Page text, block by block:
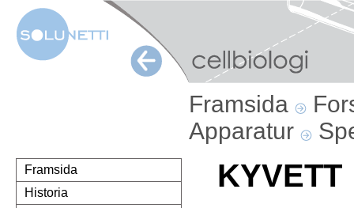
Framsida
Apparatur
Framsida
Historia
KYVETT